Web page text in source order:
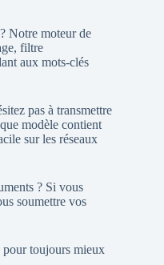
Notre moteur de
filtre
aux mots-clés
pas à transmettre
modèle contient
sur les réseaux
? Si vous
soumettre vos
pour toujours mieux